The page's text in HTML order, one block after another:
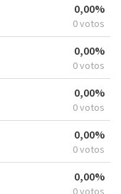
0,00%
0 votos
0,00%
0 votos
0,00%
0 votos
0,00%
0 votos
0,00%
0 votos